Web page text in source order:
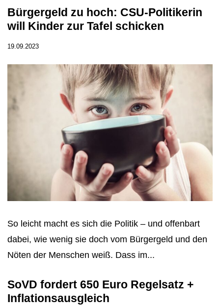
Bürgergeld zu hoch: CSU-Politikerin
will Kinder zur Tafel schicken
19.09.2023
So leicht macht es sich die Politik – und offenbart
dabei, wie wenig sie doch vom Bürgergeld und den
Nöten der Menschen weiß. Dass im...
SoVD fordert 650 Euro Regelsatz +
Inflationsausgleich